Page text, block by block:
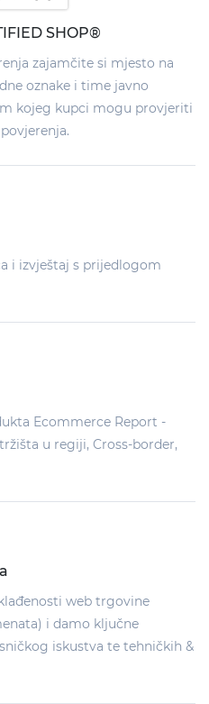
SHOP®
zajamčite si mjesto na
oznake i time javno
kojeg kupci mogu provjeriti
i izvještaj s prijedlogom
Ecommerce Report -
u regiji, Cross-border,
web trgovine
i damo ključne
iskustva te tehničkih &